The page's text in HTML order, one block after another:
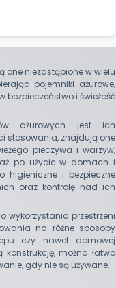
one niezastąpione w wielu
pojemniki ażurowe,
bezpieczeństwo i świeżość
ażurowych jest ich
stosowania, znajdują one
pieczywa i warzyw,
aż po użycie w domach i
higieniczne i bezpieczne
oraz kontrolę nad ich
wykorzystania przestrzeni
na różne sposoby
czy nawet domowej
konstrukcję, można łatwo
gdy nie są używane.